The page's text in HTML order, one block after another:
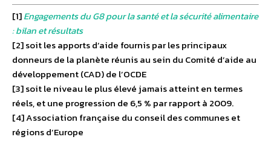
[1]Engagements du G8 pour la santé et la sécurité alimentaire
: bilan et résultats
[2] soit les apports d’aide fournis par les principaux
donneurs de la planète réunis au sein du Comité d’aide au
développement (CAD) de l’OCDE
[3] soit le niveau le plus élevé jamais atteint en termes
réels, et une progression de 6,5 % par rapport à 2009.
[4] Association française du conseil des communes et
régions d’Europe